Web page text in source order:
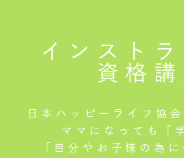
インスト
資格講
日本ハッピーライフ協
ママになっても「
「自分やお子様の為